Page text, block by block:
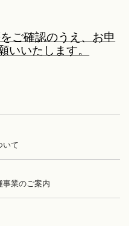
ご確認のうえ、お申
いいたします。
いて
事業のご案内